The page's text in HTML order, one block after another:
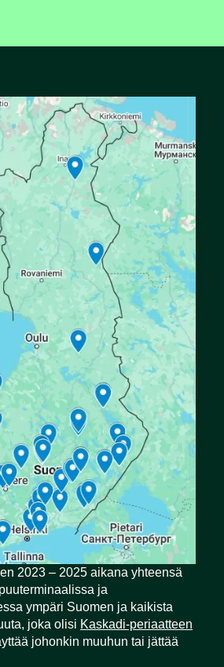
2023 – 2025 aikana yhteensä
ja
ympäri Suomen ja kaikista
joka olisi Kaskadi-periaatteen
johonkin muuhun tai jättää